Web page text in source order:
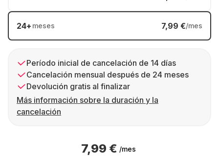
24+ meses 7,99 €/mes
Período inicial de cancelación de 14 días
Cancelación mensual después de 24 meses
Devolución gratis al finalizar
Más información sobre la duración y la
cancelación
7,99 € /mes